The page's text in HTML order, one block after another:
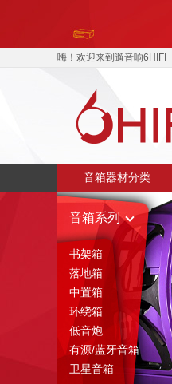
嗨！欢迎来到遛音响6HIFI
音箱器材分类
音箱系列
书架箱
落地箱
中置箱
环绕箱
低音炮
有源/蓝牙音箱
卫星音箱